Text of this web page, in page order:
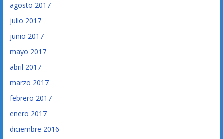
agosto 2017
julio 2017
junio 2017
mayo 2017
abril 2017
marzo 2017
febrero 2017
enero 2017
diciembre 2016